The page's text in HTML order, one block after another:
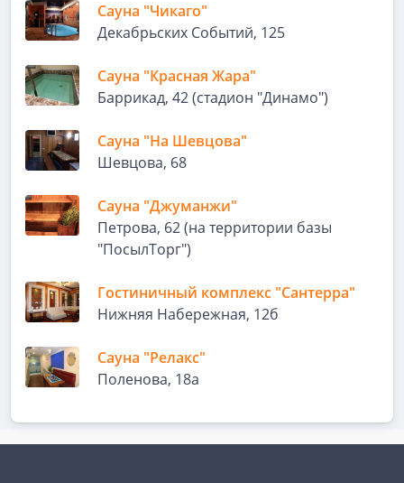
Сауна "Чикаго"
Декабрьских Событий, 125
Сауна "Красная Жара"
Баррикад, 42 (стадион "Динамо")
Сауна "На Шевцова"
Шевцова, 68
Сауна "Джуманжи"
Петрова, 62 (на территории базы
"ПосылТорг")
Гостиничный комплекс "Сантерра"
Нижняя Набережная, 12б
Сауна "Релакс"
Поленова, 18а